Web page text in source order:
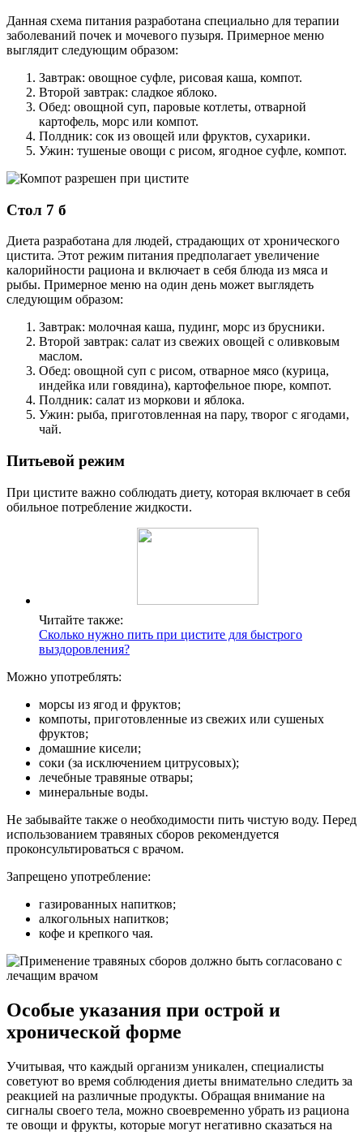
Данная схема питания разработана специально для терапии
заболеваний почек и мочевого пузыря. Примерное меню
выглядит следующим образом:
Завтрак: овощное суфле, рисовая каша, компот.
Второй завтрак: сладкое яблоко.
Обед: овощной суп, паровые котлеты, отварной
картофель, морс или компот.
Полдник: сок из овощей или фруктов, сухарики.
Ужин: тушеные овощи с рисом, ягодное суфле, компот.
Стол 7 б
Диета разработана для людей, страдающих от хронического
цистита. Этот режим питания предполагает увеличение
калорийности рациона и включает в себя блюда из мяса и
рыбы. Примерное меню на один день может выглядеть
следующим образом:
Завтрак: молочная каша, пудинг, морс из брусники.
Второй завтрак: салат из свежих овощей с оливковым
маслом.
Обед: овощной суп с рисом, отварное мясо (курица,
индейка или говядина), картофельное пюре, компот.
Полдник: салат из моркови и яблока.
Ужин: рыба, приготовленная на пару, творог с ягодами,
чай.
Питьевой режим
При цистите важно соблюдать диету, которая включает в себя
обильное потребление жидкости.
Читайте также:
Сколько нужно пить при цистите для быстрого
выздоровления?
Можно употреблять:
морсы из ягод и фруктов;
компоты, приготовленные из свежих или сушеных
фруктов;
домашние кисели;
соки (за исключением цитрусовых);
лечебные травяные отвары;
минеральные воды.
Не забывайте также о необходимости пить чистую воду. Перед
использованием травяных сборов рекомендуется
проконсультироваться с врачом.
Запрещено употребление:
газированных напитков;
алкогольных напитков;
кофе и крепкого чая.
Особые указания при острой и
хронической форме
Учитывая, что каждый организм уникален, специалисты
советуют во время соблюдения диеты внимательно следить за
реакцией на различные продукты. Обращая внимание на
сигналы своего тела, можно своевременно убрать из рациона
те овощи и фрукты, которые могут негативно сказаться на